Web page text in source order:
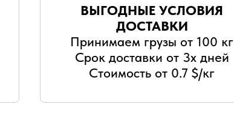
ВЫГОДНЫЕ УСЛОВИЯ
ДОСТАВКИ
Принимаем грузы от 100 кг
Срок доставки от 3х дней
Стоимость от 0.7 $/кг